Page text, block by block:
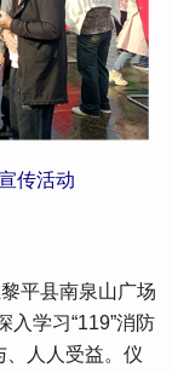
传活动
平县南泉山广场
入学习“119”消防
、人人受益。仪